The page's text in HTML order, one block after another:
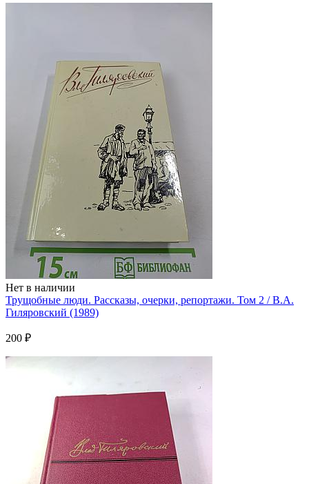
Нет в наличии
Трущобные люди. Рассказы, очерки, репортажи. Том 2 / В.А.
Гиляровский (1989)
200 ₽